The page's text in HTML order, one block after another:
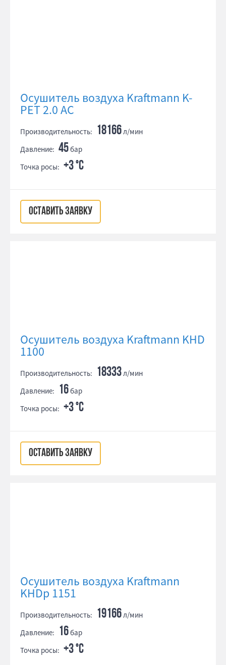
Осушитель воздуха Kraftmann K-
PET 2.0 AC
Производительность: 18166л/мин
Давление: 45бар
Точка росы: +3 °С
ОСТАВИТЬ ЗАЯВКУ
Осушитель воздуха Kraftmann KHD
1100
Производительность: 18333л/мин
Давление: 16бар
Точка росы: +3 °С
ОСТАВИТЬ ЗАЯВКУ
Осушитель воздуха Kraftmann
KHDp 1151
Производительность: 19166л/мин
Давление: 16бар
Точка росы: +3 °С